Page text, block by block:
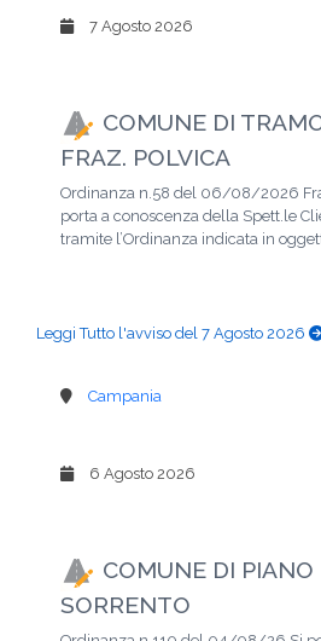
7 Agosto 2026
COMUNE DI
FRAZ. POLVICA
Ordinanza n.58 del 06/08/2026
porta a conoscenza della Spett.le
tramite l’Ordinanza indicata in
Leggi Tutto l'avviso del 7 Agosto 2026
Campania
6 Agosto 2026
COMUNE DI PIANO
SORRENTO